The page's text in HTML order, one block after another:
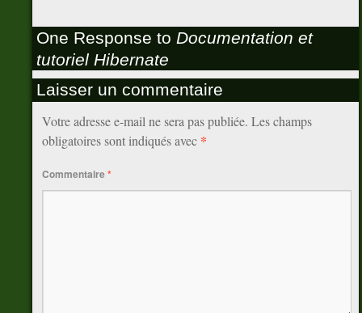
One Response to Documentation et
tutoriel Hibernate
Laisser un commentaire
Votre adresse e-mail ne sera pas publiée. Les champs
obligatoires sont indiqués avec *
Commentaire*